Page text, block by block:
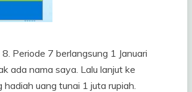
Periode 7 berlangsung 1 Januari
ada nama saya. Lalu lanjut ke
uang tunai 1 juta rupiah.